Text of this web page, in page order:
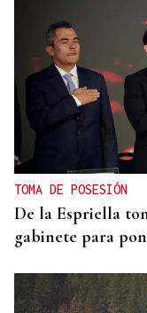
TOMA DE POSESIÓN
De la Espriella
gabinete para